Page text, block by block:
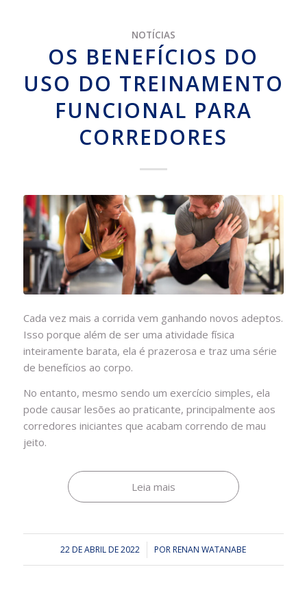
NOTÍCIAS
OS BENEFÍCIOS DO
USO DO TREINAMENTO
FUNCIONAL PARA
CORREDORES
Cada vez mais a corrida vem ganhando novos adeptos.
Isso porque além de ser uma atividade física
inteiramente barata, ela é prazerosa e traz uma série
de benefícios ao corpo.
No entanto, mesmo sendo um exercício simples, ela
pode causar lesões ao praticante, principalmente aos
corredores iniciantes que acabam correndo de mau
jeito.
Leia mais
22 DE ABRIL DE 2022
/ PORRENAN WATANABE